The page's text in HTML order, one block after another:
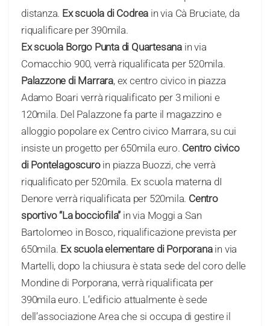
distanza. Ex scuola di Codrea in via Cà Bruciate, da
riqualificare per 390mila.
Ex scuola Borgo Punta di Quartesana in via
Comacchio 900, verrà riqualificata per 520mila.
Palazzone di Marrara, ex centro civico in piazza
Adamo Boari verrà riqualificato per 3 milioni e
120mila. Del Palazzone fa parte il magazzino e
alloggio popolare ex Centro civico Marrara, su cui
insiste un progetto per 650mila euro. Centro civico
di Pontelagoscuroin piazza Buozzi, che verrà
riqualificato per 520mila. Ex scuola materna dI
Denore verrà riqualificata per 520mila. Centro
sportivo “La bocciofila” in via Moggi a San
Bartolomeo in Bosco, riqualificazione prevista per
650mila. Ex scuola elementare di Porporanain via
Martelli, dopo la chiusura è stata sede del coro delle
Mondine di Porporana, verrà riqualificata per
390mila euro. L’edificio attualmente è sede
dell’associazione Area che si occupa di gestire il